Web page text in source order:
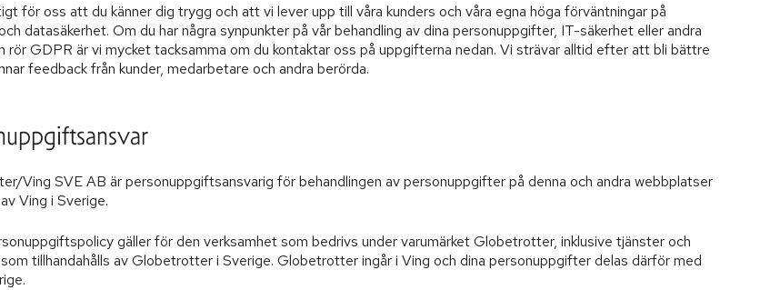
för oss att du känner dig trygg och att vi lever upp till våra kunders och våra egna höga förväntningar på
datasäkerhet. Om du har några synpunkter på vår behandling av dina personuppgifter, IT-säkerhet eller andra
rör GDPR är vi mycket tacksamma om du kontaktar oss på uppgifterna nedan. Vi strävar alltid efter att bli bättre
feedback från kunder, medarbetare och andra berörda.
Ving SVE AB är personuppgiftsansvarig för behandlingen av personuppgifter på denna och andra webbplatser
Ving i Sverige.
gäller för den verksamhet som bedrivs under varumärket Globetrotter, inklusive tjänster och
tillhandahålls av Globetrotter i Sverige. Globetrotter ingår i Ving och dina personuppgifter delas därför med